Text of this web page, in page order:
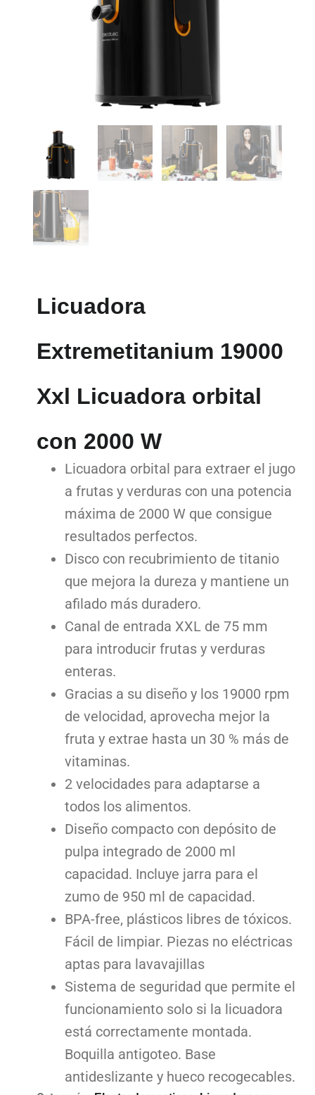
Licuadora
Extremetitanium 19000
Xxl Licuadora orbital
con 2000 W
Licuadora orbital para extraer el jugo
a frutas y verduras con una potencia
máxima de 2000 W que consigue
resultados perfectos.
Disco con recubrimiento de titanio
que mejora la dureza y mantiene un
afilado más duradero.
Canal de entrada XXL de 75 mm
para introducir frutas y verduras
enteras.
Gracias a su diseño y los 19000 rpm
de velocidad, aprovecha mejor la
fruta y extrae hasta un 30 % más de
vitaminas.
2 velocidades para adaptarse a
todos los alimentos.
Diseño compacto con depósito de
pulpa integrado de 2000 ml
capacidad. Incluye jarra para el
zumo de 950 ml de capacidad.
BPA-free, plásticos libres de tóxicos.
Fácil de limpiar. Piezas no eléctricas
aptas para lavavajillas
Sistema de seguridad que permite el
funcionamiento solo si la licuadora
está correctamente montada.
Boquilla antigoteo. Base
antideslizante y hueco recogecables.